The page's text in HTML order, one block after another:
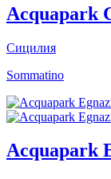
Acquapark
Сицилия
Sommatino
Acquapark